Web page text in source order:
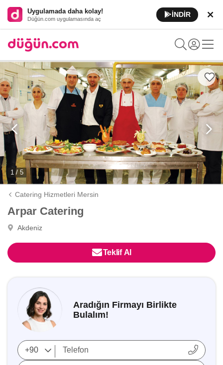
Uygulamada daha kolay!
Düğün.com uygulamasında aç
İNDİR
1 / 5
Catering Hizmetleri Mersin
Arpar Catering
Akdeniz
Teklif Al
Aradığın Firmayı Birlikte
Bulalım!